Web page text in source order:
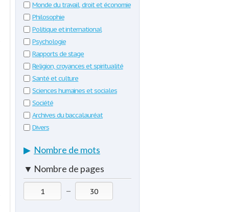
Monde du travail, droit et économie
Philosophie
Politique et international
Psychologie
Rapports de stage
Religion, croyances et spiritualité
Santé et culture
Sciences humaines et sociales
Société
Archives du baccalauréat
Divers
▶ Nombre de mots
▼ Nombre de pages
—